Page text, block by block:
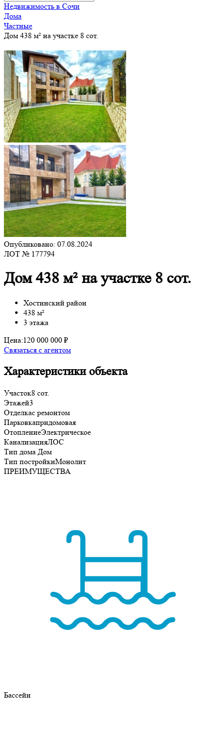
Недвижимость в Сочи
Дома
Частные
Дом 438 м² на участке 8 сот.
Опубликовано: 07.08.2024
ЛОТ № 177794
Дом 438 м² на участке 8 сот.
Хостинский район
438 м²
3 этажа
Цена:120 000 000 ₽
Связаться с агентом
Характеристики объекта
Участок8 сот.
Этажей3
Отделкас ремонтом
Парковкапридомовая
ОтоплениеЭлектрическое
КанализацияЛОС
Тип дома Дом
Тип постройкиМонолит
ПРЕИМУЩЕСТВА
Бассейн